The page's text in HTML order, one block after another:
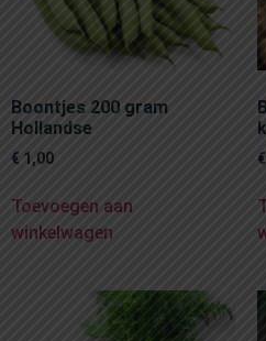
Boontjes 200 gram
Hollandse
€ 1,00
Toevoegen aan
winkelwagen
€